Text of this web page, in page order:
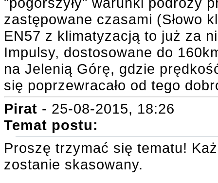
zastępowane czasami (Słowo
EN57 z klimatyzacją to już za
Impulsy, dostosowane do
na Jelenią Górę, gdzie
się poprzewracało od tego
Pirat - 25-08-2015, 18:26
Temat postu:
Proszę trzymać się tematu!
zostanie skasowany.